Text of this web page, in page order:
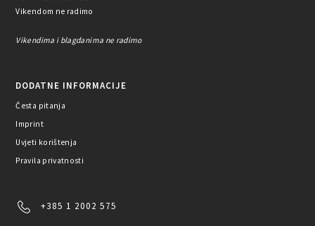
Vikendom ne radimo
Vikendima i blagdanima ne radimo
DODATNE INFORMACIJE
Česta pitanja
Imprint
Uvjeti korištenja
Pravila privatnosti
+385 1 2002 575